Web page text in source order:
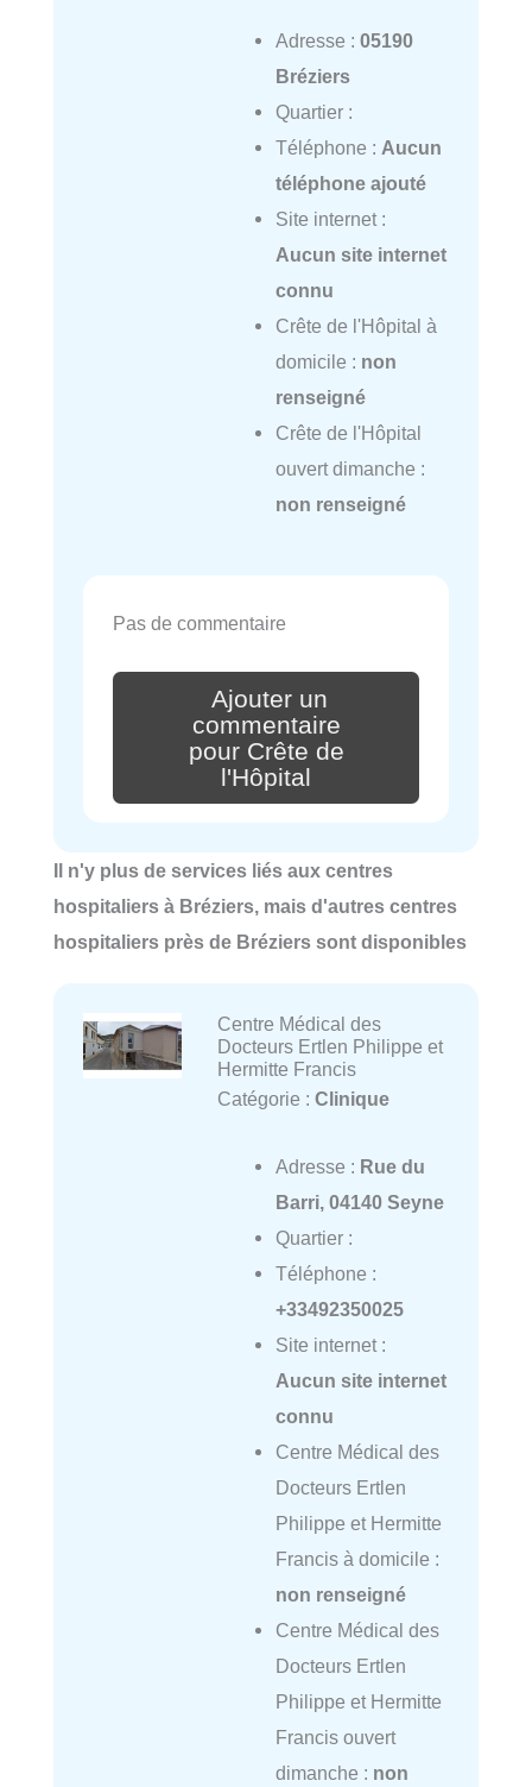
Adresse : 05190
Bréziers
Quartier :
Téléphone : Aucun
téléphone ajouté
Site internet :
Aucun site internet
connu
Crête de l'Hôpital à
domicile : non
renseigné
Crête de l'Hôpital
ouvert dimanche :
non renseigné
Pas de commentaire
Ajouter un
commentaire
pour Crête de
l'Hôpital
Il n'y plus de services liés aux centres
hospitaliers à Bréziers, mais d'autres centres
hospitaliers près de Bréziers sont disponibles
Centre Médical des
Docteurs Ertlen Philippe et
Hermitte Francis
Catégorie : Clinique
Adresse : Rue du
Barri, 04140 Seyne
Quartier :
Téléphone :
+33492350025
Site internet :
Aucun site internet
connu
Centre Médical des
Docteurs Ertlen
Philippe et Hermitte
Francis à domicile :
non renseigné
Centre Médical des
Docteurs Ertlen
Philippe et Hermitte
Francis ouvert
dimanche : non